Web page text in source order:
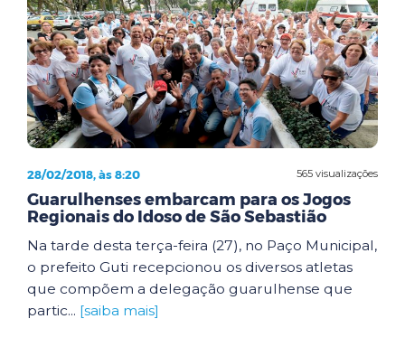
565 visualizações
28/02/2018, às 8:20
Guarulhenses embarcam para os Jogos
Regionais do Idoso de São Sebastião
Na tarde desta terça-feira (27), no Paço Municipal,
o prefeito Guti recepcionou os diversos atletas
que compõem a delegação guarulhense que
partic... [saiba mais]